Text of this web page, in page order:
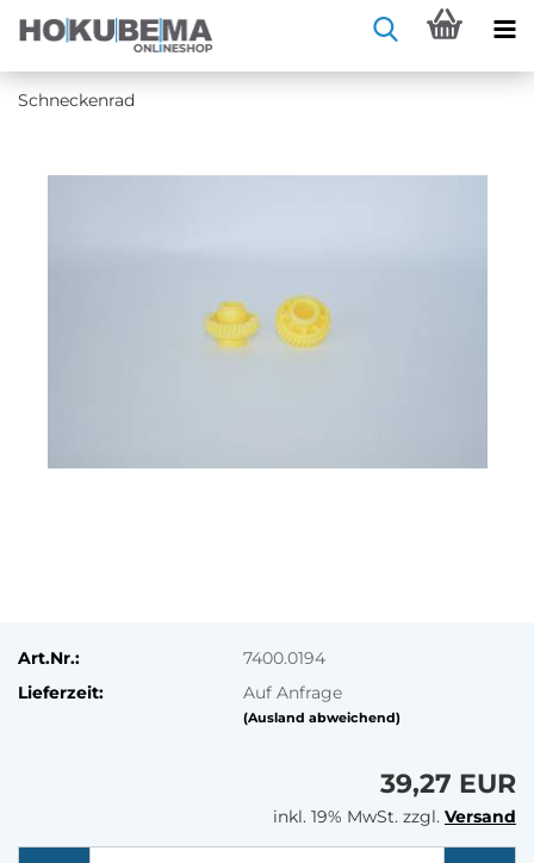
Schne­cken­rad
Art.Nr.:
7400.0194
Lieferzeit:
Auf Anfrage
(Ausland abweichend)
39,27 EUR
inkl. 19% MwSt. zzgl. Versand